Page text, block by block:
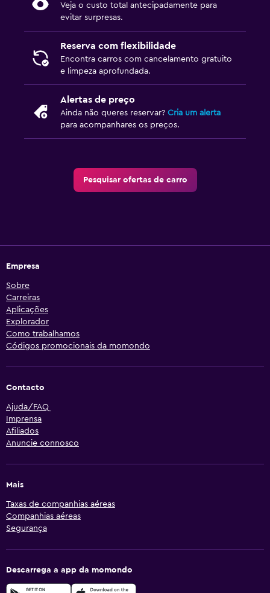
Veja o custo total antecipadamente para
evitar surpresas.
Reserva com flexibilidade
Encontra carros com cancelamento gratuito
e limpeza aprofundada.
Alertas de preço
Ainda não queres reservar? Cria um alerta
para acompanhares os preços.
Pesquisar ofertas de carro
Empresa
Sobre
Carreiras
Aplicações
Explorador
Como trabalhamos
Códigos promocionais da momondo
Contacto
Ajuda/FAQ
Imprensa
Afiliados
Anuncie connosco
Mais
Taxas de companhias aéreas
Companhias aéreas
Segurança
Descarrega a app da momondo